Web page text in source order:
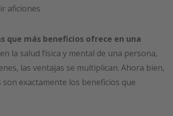
aficiones
que más beneficios ofrece en una
la salud física y mental de una persona,
las ventajas se multiplican. Ahora bien,
exactamente los beneficios que